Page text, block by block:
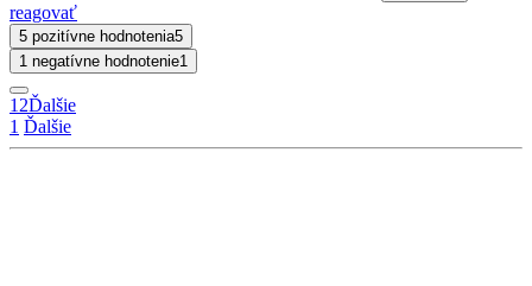
reagovať
5 pozitívne hodnotenia5
1 negatívne hodnotenie1
1 2Ďalšie
1 Ďalšie